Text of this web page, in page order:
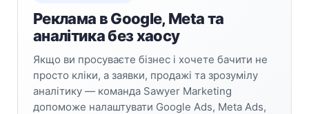
Реклама в Google, Meta та
аналітика без хаосу
Якщо ви просуваєте бізнес і хочете бачити не
просто кліки, а заявки, продажі та зрозумілу
аналітику — команда Sawyer Marketing
допоможе налаштувати Google Ads, Meta Ads,